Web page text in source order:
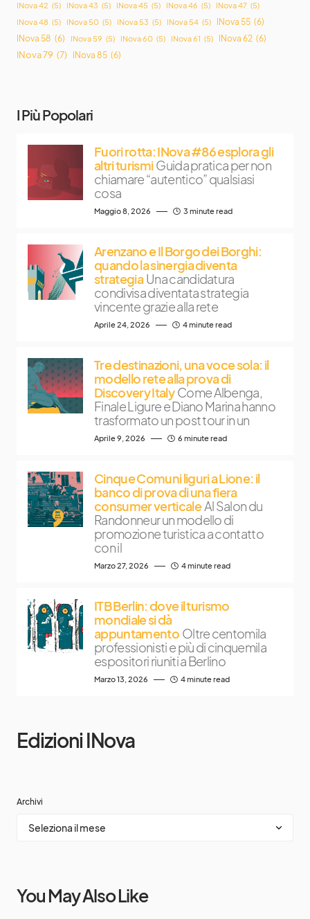
INova 42 (5) INova 43 (5) INova 45 (5) INova 46 (5) INova 47 (5)
INova 48 (5) INova 50 (5) INova 53 (5) INova 54 (5) INova 55 (6)
INova 58 (6) INova 59 (5) INova 60 (5) INova 61 (5) INova 62 (6)
INova 79 (7) INova 85 (6)
I Più Popolari
Fuori rotta: INova #86 esplora gli
altri turismi Guida pratica per non
chiamare “autentico” qualsiasi
cosa
Maggio 8, 2026 3 minute read
Arenzano e Il Borgo dei Borghi:
quando la sinergia diventa
strategia Una candidatura
condivisa diventata strategia
vincente grazie alla rete
Aprile 24, 2026 4 minute read
Tre destinazioni, una voce sola: il
modello rete alla prova di
Discovery Italy Come Albenga,
Finale Ligure e Diano Marina hanno
trasformato un post tour in un
Aprile 9, 2026 6 minute read
Cinque Comuni liguri a Lione: il
banco di prova di una fiera
consumer verticale Al Salon du
Randonneur un modello di
promozione turistica a contatto
con il
Marzo 27, 2026 4 minute read
ITB Berlin: dove il turismo
mondiale si dà
appuntamento Oltre centomila
professionisti e più di cinquemila
espositori riuniti a Berlino
Marzo 13, 2026 4 minute read
Edizioni INova
Archivi
You May Also Like